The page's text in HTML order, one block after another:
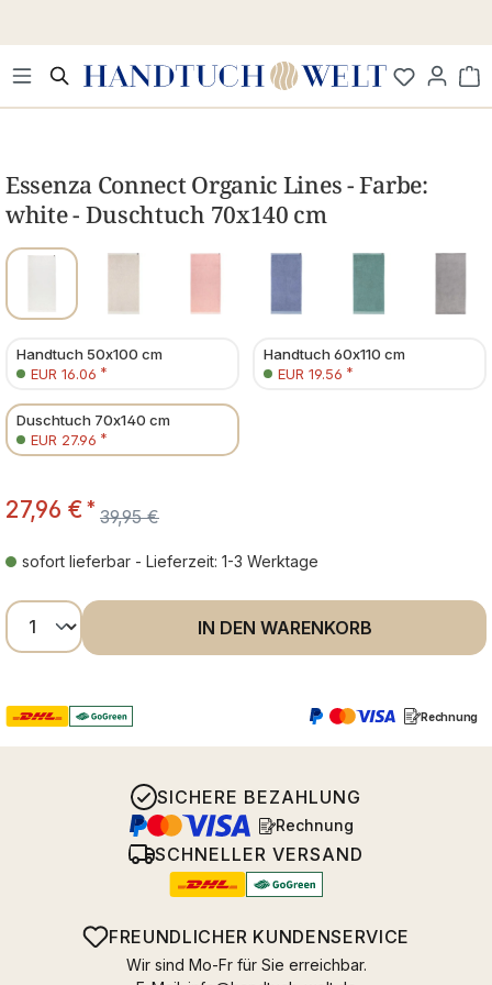
Essenza Connect Organic Lines - Farbe:
white - Duschtuch 70x140 cm
Handtuch 50x100 cm
EUR 16.06 *
Handtuch 60x110 cm
EUR 19.56 *
Duschtuch 70x140 cm
EUR 27.96 *
27,96 € * 39,95 €
sofort lieferbar - Lieferzeit: 1-3 Werktage
Produkt Anzahl: Gib den gewünschten
IN DEN WARENKORB
Rechnung
SICHERE BEZAHLUNG
Rechnung
SCHNELLER VERSAND
FREUNDLICHER KUNDENSERVICE
Wir sind Mo-Fr für Sie erreichbar.